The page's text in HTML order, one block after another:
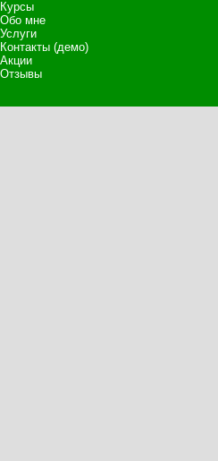
Курсы
Обо мне
Услуги
Контакты (демо)
Акции
Отзывы